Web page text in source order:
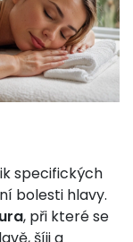
specifických
bolesti hlavy.
, při které se